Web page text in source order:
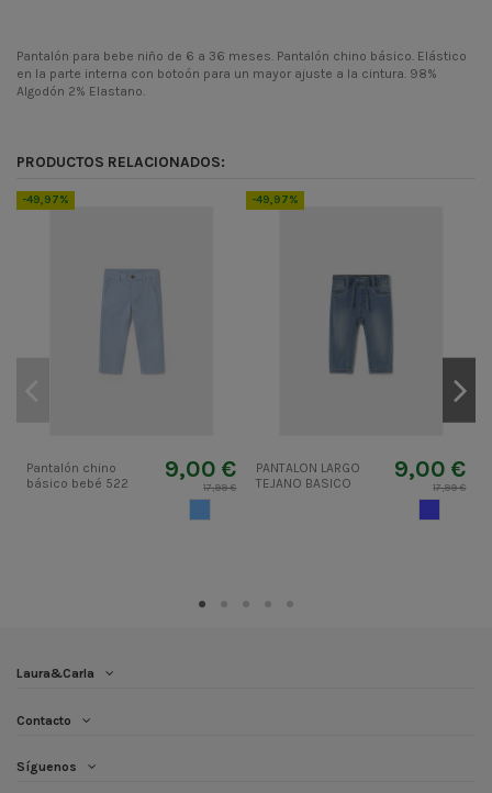
Pantalón para bebe niño de 6 a 36 meses. Pantalón chino básico. Elástico
en la parte interna con botoón para un mayor ajuste a la cintura. 98%
Algodón 2% Elastano.
PRODUCTOS RELACIONADOS:
-49,97%
Pantalón chino
básico bebé 522
9,00 €
17,99 €
-49,97%
PANTALON LARGO
TEJANO BASICO
9,00 €
17,99 €
Laura&Carla
Contacto
Síguenos